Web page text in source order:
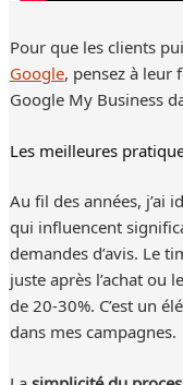
Pour que les clients
Google, pensez à
Google My Business
Les meilleures
Au fil des années, j’ai
qui influencent
demandes d’avis. Le
juste après l’achat ou
de 20-30%. C’est un
dans mes campagnes.